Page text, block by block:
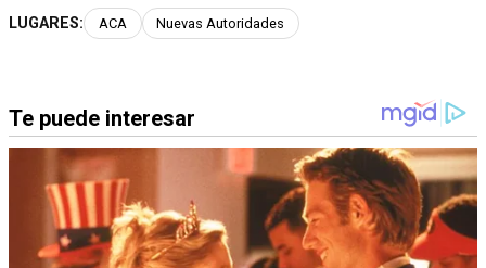
LUGARES: ACA Nuevas Autoridades